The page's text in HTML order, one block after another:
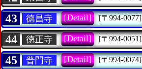
43 德昌寺 [Detail] [〒994-0077]
44 徳正寺 [Detail] [〒994-0051]
45 普門寺 [Detail] [〒994-0074]